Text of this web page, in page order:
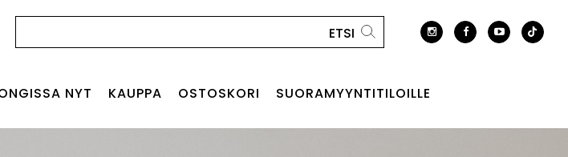
NYT KAUPPA OSTOSKORI SUORAMYYNTITILOILLE